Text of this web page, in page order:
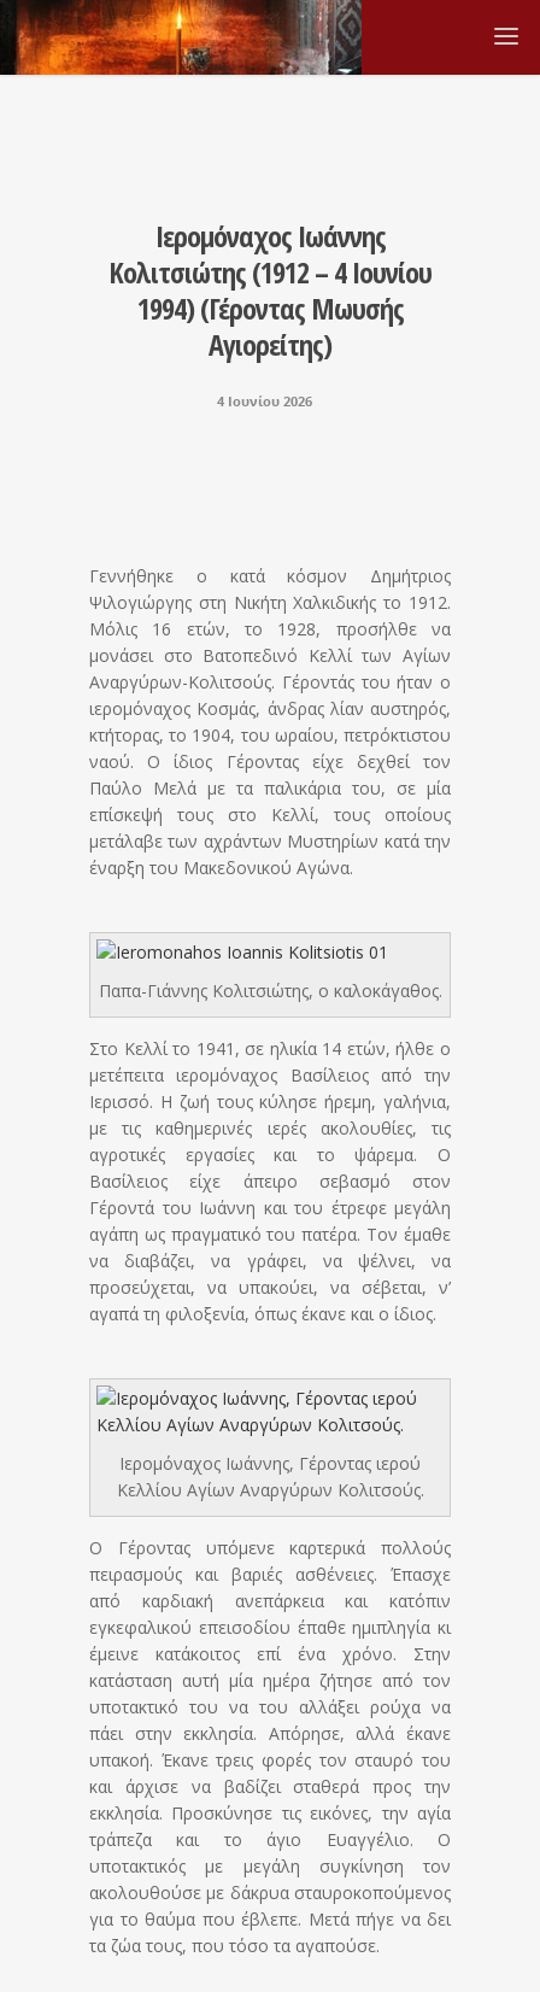
Ιερομόναχος Ιωάννης
Κολιτσιώτης (1912 – 4 Ιουνίου
1994) (Γέροντας Μωυσής
Αγιορείτης)
4 Ιουνίου 2026
Γεννήθηκε ο κατά κόσμον Δημήτριος
Ψιλογιώργης στη Νικήτη Χαλκιδικής το 1912.
Μόλις 16 ετών, το 1928, προσήλθε να
μονάσει στο Βατοπεδινό Κελλί των Αγίων
Αναργύρων-Κολιτσούς. Γέροντάς του ήταν ο
ιερομόναχος Κοσμάς, άνδρας λίαν αυστηρός,
κτήτορας, το 1904, του ωραίου, πετρόκτιστου
ναού. Ο ίδιος Γέροντας είχε δεχθεί τον
Παύλο Μελά με τα παλικάρια του, σε μία
επίσκεψή τους στο Κελλί, τους οποίους
μετάλαβε των αχράντων Μυστηρίων κατά την
έναρξη του Μακεδονικού Αγώνα.
Παπα-Γιάννης Κολιτσιώτης, ο καλοκάγαθος.
Στο Κελλί το 1941, σε ηλικία 14 ετών, ήλθε ο
μετέπειτα ιερομόναχος Βασίλειος από την
Ιερισσό. Η ζωή τους κύλησε ήρεμη, γαλήνια,
με τις καθημερινές ιερές ακολουθίες, τις
αγροτικές εργασίες και το ψάρεμα. Ο
Βασίλειος είχε άπειρο σεβασμό στον
Γέροντά του Ιωάννη και του έτρεφε μεγάλη
αγάπη ως πραγματικό του πατέρα. Τον έμαθε
να διαβάζει, να γράφει, να ψέλνει, να
προσεύχεται, να υπακούει, να σέβεται, ν’
αγαπά τη φιλοξενία, όπως έκανε και ο ίδιος.
Ιερομόναχος Ιωάννης, Γέροντας ιερού
Κελλίου Αγίων Αναργύρων Κολιτσούς.
Ο Γέροντας υπόμενε καρτερικά πολλούς
πειρασμούς και βαριές ασθένειες. Έπασχε
από καρδιακή ανεπάρκεια και κατόπιν
εγκεφαλικού επεισοδίου έπαθε ημιπληγία κι
έμεινε κατάκοιτος επί ένα χρόνο. Στην
κατάσταση αυτή μία ημέρα ζήτησε από τον
υποτακτικό του να του αλλάξει ρούχα να
πάει στην εκκλησία. Απόρησε, αλλά έκανε
υπακοή. Έκανε τρεις φορές τον σταυρό του
και άρχισε να βαδίζει σταθερά προς την
εκκλησία. Προσκύνησε τις εικόνες, την αγία
τράπεζα και το άγιο Ευαγγέλιο. Ο
υποτακτικός με μεγάλη συγκίνηση τον
ακολουθούσε με δάκρυα σταυροκοπούμενος
για το θαύμα που έβλεπε. Μετά πήγε να δει
τα ζώα τους, που τόσο τα αγαπούσε.